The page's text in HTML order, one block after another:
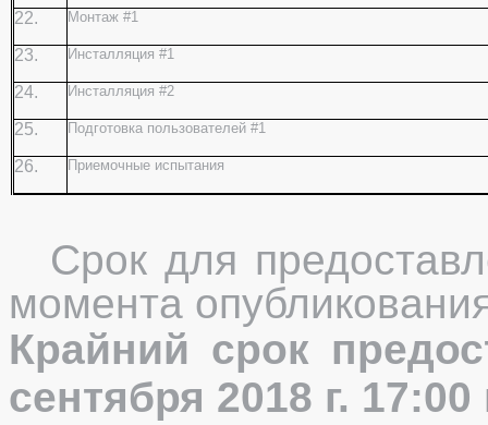
22. Монтаж #1
23. Инсталляция #1
24. Инсталляция #2
25. Подготовка пользователей #1
26. Приемочные испытания
Срок для
момента
Крайний срок
сентября 2018 г.